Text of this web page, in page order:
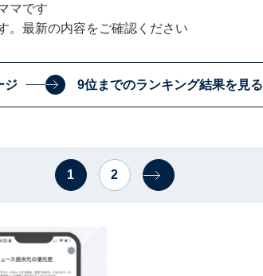
マです
。最新の内容をご確認ください
ジ 9位までのランキング結果を見る
1 2